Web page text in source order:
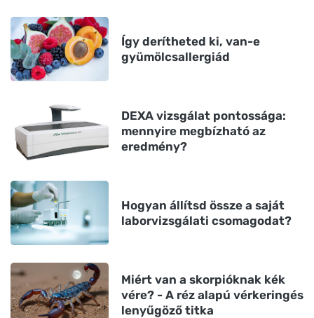
Így derítheted ki, van-e
gyümölcsallergiád
DEXA vizsgálat pontossága:
mennyire megbízható az
eredmény?
Hogyan állítsd össze a saját
laborvizsgálati csomagodat?
Miért van a skorpióknak kék
vére? - A réz alapú vérkeringés
lenyűgöző titka